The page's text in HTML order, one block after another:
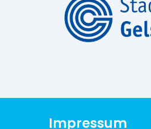
Impressum